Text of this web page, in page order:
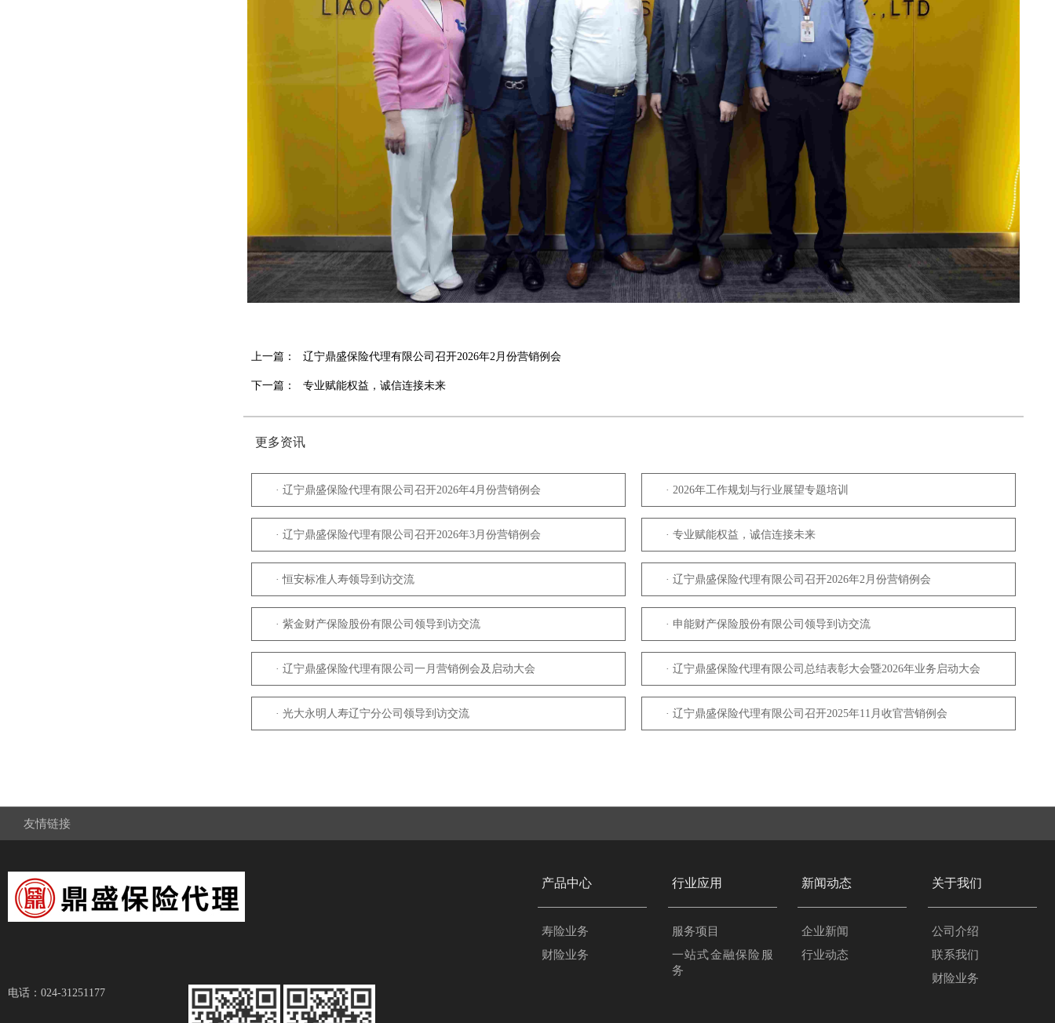
上一篇： 辽宁鼎盛保险代理有限公司召开2026年2月份营销例会
下一篇： 专业赋能权益，诚信连接未来
更多资讯
· 辽宁鼎盛保险代理有限公司召开2026年4月份营销例会 · 2026年工作规划与行业展望专题培训
· 辽宁鼎盛保险代理有限公司召开2026年3月份营销例会 · 专业赋能权益，诚信连接未来
· 恒安标准人寿领导到访交流 · 辽宁鼎盛保险代理有限公司召开2026年2月份营销例会
· 紫金财产保险股份有限公司领导到访交流 · 申能财产保险股份有限公司领导到访交流
· 辽宁鼎盛保险代理有限公司一月营销例会及启动大会 · 辽宁鼎盛保险代理有限公司总结表彰大会暨2026年业务启动大会
· 光大永明人寿辽宁分公司领导到访交流 · 辽宁鼎盛保险代理有限公司召开2025年11月收官营销例会
友情链接
产品中心
寿险业务
财险业务
行业应用
服务项目
一站式金融保险服
务
新闻动态
企业新闻
行业动态
关于我们
公司介绍
联系我们
财险业务
电话：024-31251177